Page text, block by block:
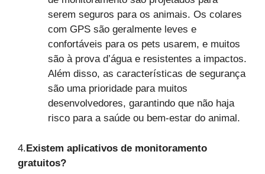
serem seguros para os animais. Os colares
com GPS são geralmente leves e
confortáveis para os pets usarem, e muitos
são à prova d’água e resistentes a impactos.
Além disso, as características de segurança
são uma prioridade para muitos
desenvolvedores, garantindo que não haja
risco para a saúde ou bem-estar do animal.
4.Existem aplicativos de monitoramento
gratuitos?